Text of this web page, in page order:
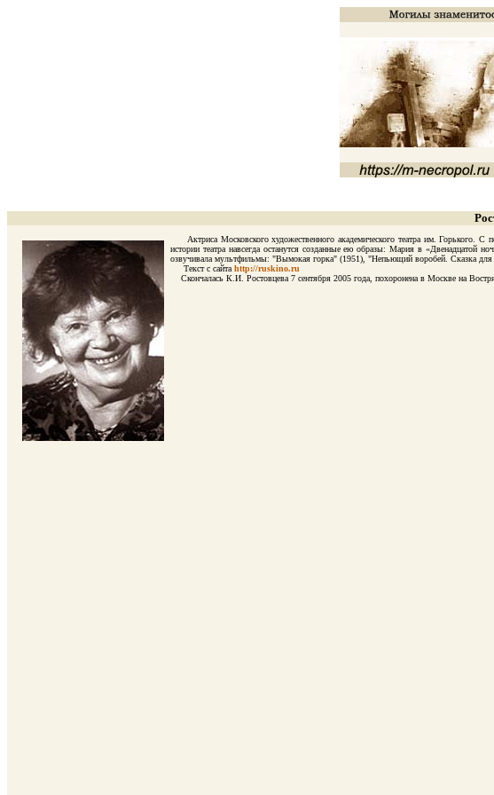
Актриса Московского художественного академического театра им. Горького. C
иcтopии тeaтpa нaвceгдa ocтaнyтcя coздaнныe eю oбpaзы: Mapия в
озвучивала мультфильмы: "Вымокая горка" (1951), "Непьющий воробей. Сказка для
Текст с сайта http://ruskino.ru
Скончалась К.И. Ростовцева 7 ceнтябpя 2005 года, похоронена в Москве на